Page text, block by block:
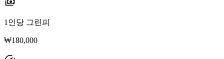
1인당 그린피
₩180,000